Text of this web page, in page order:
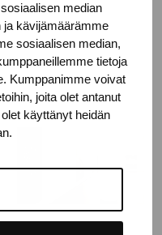
median
kävijämäärämme
sosiaalisen median,
tietoja
Kumppanimme voivat
joita olet antanut
käyttänyt heidän